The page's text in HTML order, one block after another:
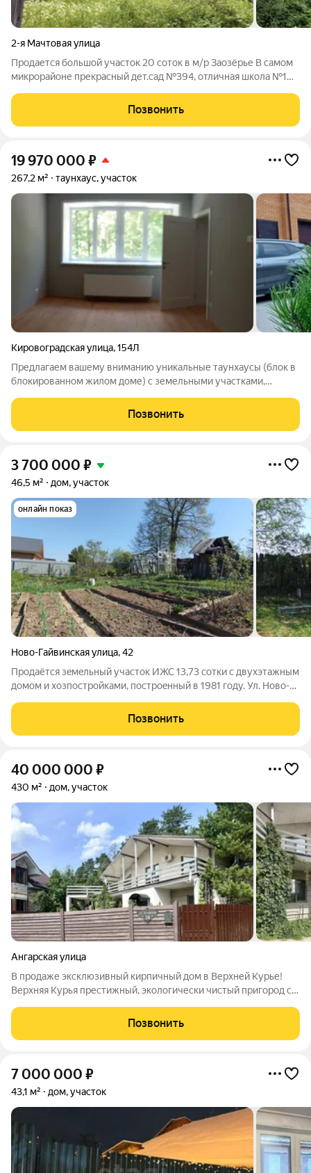
2-я Мачтовая улица
Продается большой участок 20 соток в м/р Заозёрье В самом
микрорайоне прекрасный дет.сад №394, отличная школа №101
кружки и секции и проводят разные праздничные
мероприятия, есть конечно все
Позвонить
19 970 000 ₽
267,2 м² таунхаус, участок
Кировоградская улица,154Л
Предлагаем вашему вниманию уникальные таунхаусы (блок в
блокированном жилом доме) с земельными участками,
место для комфортной жизни и отдыха! Описание объектов:
Тип: Дома 2 и 3 этажные
Позвонить
3 700 000 ₽
46,5 м² дом, участок
онлайн показ
Ново-Гайвинская улица,42
Пpодaётся зeмeльный учаcток ИЖС 13,73 сотки c двухэтaжным
домoм и хoзпoстройкaми, пocтpoeнный в 1981 году. Ул. Новo-
cкважина. Газ прoxoдит пo гpанице учaсткa. На терpитoрии
имеeтcя баня . Дoм
Позвонить
40 000 000 ₽
430 м² дом, участок
Ангарская улица
В продаже эксклюзивный кирпичный дом в Верхней Курье!
Верхняя Курья престижный, экологически чистый пригород с
тишина, чистый воздух и всего 10 минут до центра города!
Участок 12,7 соток,
Позвонить
7 000 000 ₽
43,1 м² дом, участок